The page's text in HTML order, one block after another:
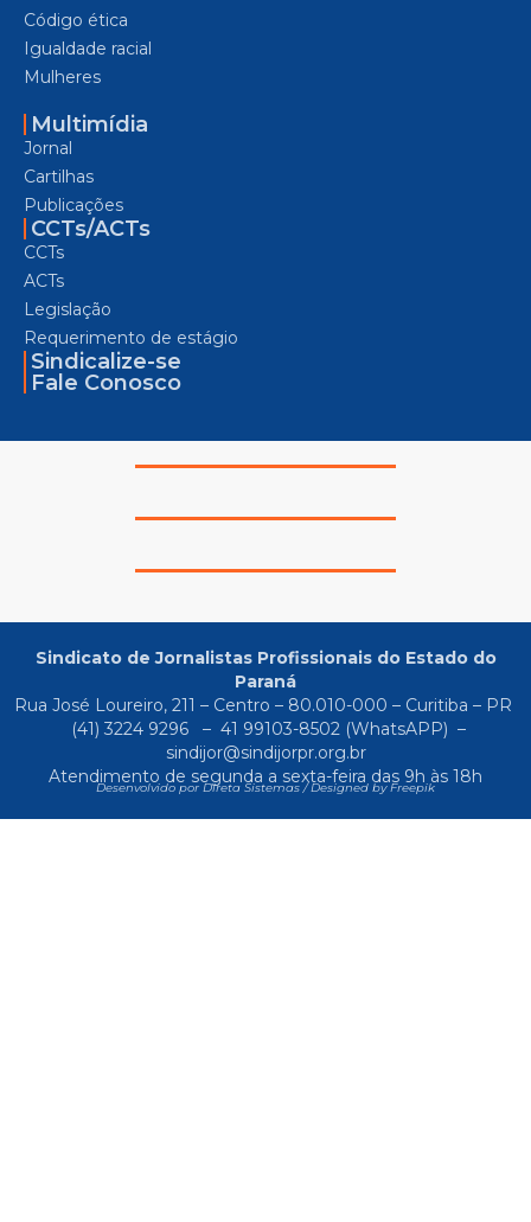
Código ética
Igualdade racial
Mulheres
Multimídia
Jornal
Cartilhas
Publicações
CCTs/ACTs
CCTs
ACTs
Legislação
Requerimento de estágio
Sindicalize-se
Fale Conosco
Sindicato de Jornalistas Profissionais do Estado do
Paraná
Rua José Loureiro, 211 – Centro – 80.010-000 – Curitiba – PR
(41) 3224 9296
– 41 99103-8502(WhatsAPP) –
sindijor@sindijorpr.org.br
Atendimento de segunda a sexta-feira das 9h às 18h
Desenvolvido por Direta Sistemas /Designed by Freepik